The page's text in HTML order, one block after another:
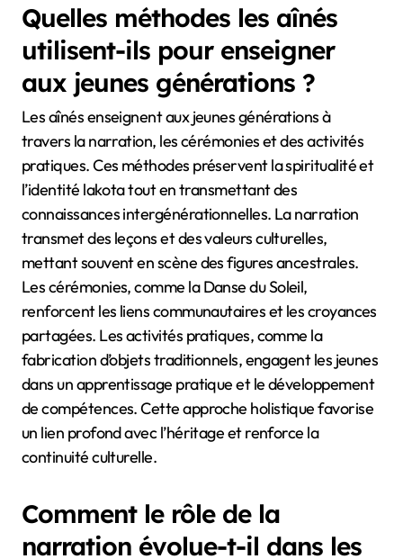
Quelles méthodes les aînés
utilisent-ils pour enseigner
aux jeunes générations ?
Les aînés enseignent aux jeunes générations à
travers la narration, les cérémonies et des activités
pratiques. Ces méthodes préservent la spiritualité et
l’identité lakota tout en transmettant des
connaissances intergénérationnelles. La narration
transmet des leçons et des valeurs culturelles,
mettant souvent en scène des figures ancestrales.
Les cérémonies, comme la Danse du Soleil,
renforcent les liens communautaires et les croyances
partagées. Les activités pratiques, comme la
fabrication d’objets traditionnels, engagent les jeunes
dans un apprentissage pratique et le développement
de compétences. Cette approche holistique favorise
un lien profond avec l’héritage et renforce la
continuité culturelle.
Comment le rôle de la
narration évolue-t-il dans les